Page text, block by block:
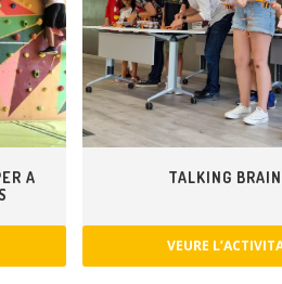
A
TALKING
VEURE